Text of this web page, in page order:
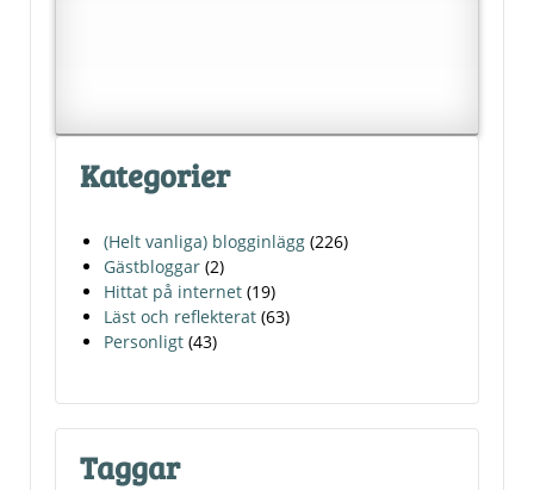
Kategorier
(Helt vanliga) blogginlägg (226)
Gästbloggar (2)
Hittat på internet (19)
Läst och reflekterat (63)
Personligt (43)
Taggar